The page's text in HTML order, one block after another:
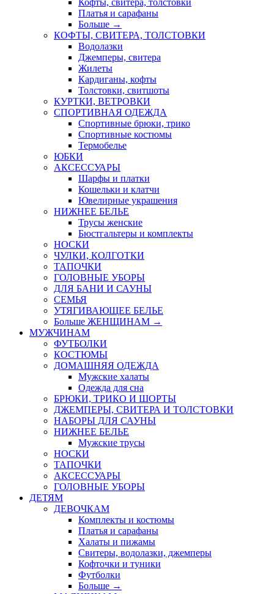
Кофты, свитера, толстовки
Платья и сарафаны
Больше →
КОФТЫ, СВИТЕРА, ТОЛСТОВКИ
Водолазки
Джемперы, свитера
Жилеты
Кардиганы, кофты
Толстовки, свитшоты
КУРТКИ, ВЕТРОВКИ
СПОРТИВНАЯ ОДЕЖДА
Спортивные брюки, трико
Спортивные костюмы
Термобелье
ЮБКИ
AКСЕССУАРЫ
Шарфы и платки
Кошельки и клатчи
Ювелирные украшения
НИЖНЕЕ БЕЛЬЕ
Трусы женские
Бюстгальтеры и комплекты
НОСКИ
ЧУЛКИ, КОЛГОТКИ
ТАПОЧКИ
ГОЛОВНЫЕ УБОРЫ
ДЛЯ БАНИ И САУНЫ
СЕМЬЯ
УТЯГИВАЮЩЕЕ БЕЛЬЕ
Больше ЖЕНЩИНАМ →
МУЖЧИНАМ
ФУТБОЛКИ
КОСТЮМЫ
ДОМАШНЯЯ ОДЕЖДА
Мужские халаты
Одежда для сна
БРЮКИ, ТРИКО И ШОРТЫ
ДЖЕМПЕРЫ, СВИТЕРА И ТОЛСТОВКИ
НАБОРЫ ДЛЯ САУНЫ
НИЖНЕЕ БЕЛЬЕ
Мужские трусы
НОСКИ
ТАПОЧКИ
АКСЕССУАРЫ
ГОЛОВНЫЕ УБОРЫ
ДЕТЯМ
ДЕВОЧКАМ
Комплекты и костюмы
Платья и сарафаны
Халаты и пижамы
Свитеры, водолазки, джемперы
Кофточки и туники
Футболки
Больше →